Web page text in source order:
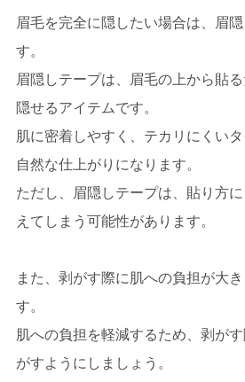
眉毛を完全に隠したい場合は、眉
す。
眉隠しテープは、眉毛の上から貼
隠せるアイテムです。
肌に密着しやすく、テカリにくい
自然な仕上がりになります。
ただし、眉隠しテープは、貼り方
えてしまう可能性があります。
また、剥がす際に肌への負担が大
す。
肌への負担を軽減するため、剥が
がすようにしましょう。